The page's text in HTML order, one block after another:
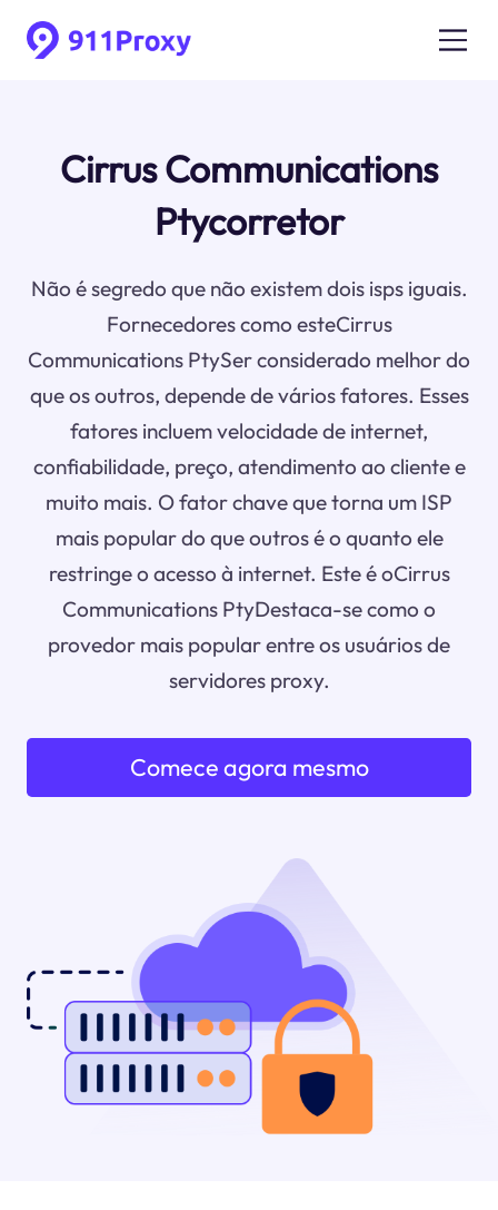
Cirrus Communications
Ptycorretor
Não é segredo que não existem dois isps iguais.
Fornecedores como esteCirrus
Communications PtySer considerado melhor do
que os outros, depende de vários fatores. Esses
fatores incluem velocidade de internet,
confiabilidade, preço, atendimento ao cliente e
muito mais. O fator chave que torna um ISP
mais popular do que outros é o quanto ele
restringe o acesso à internet. Este é oCirrus
Communications PtyDestaca-se como o
provedor mais popular entre os usuários de
servidores proxy.
Comece agora mesmo